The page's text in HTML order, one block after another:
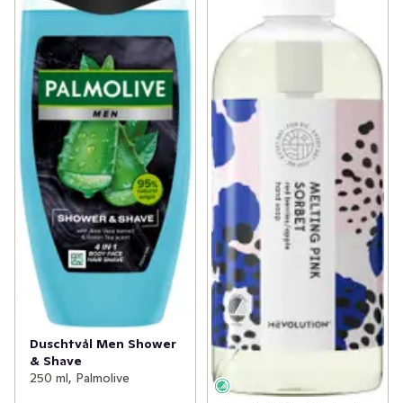
Duschtvål Men Shower
& Shave
250 ml, Palmolive